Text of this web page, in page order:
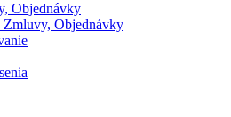
Objednávky
Objednávky